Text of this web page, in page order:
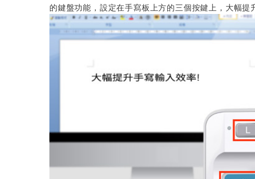
的鍵盤功能，設定在手寫板上方的三個按鍵上，大幅提